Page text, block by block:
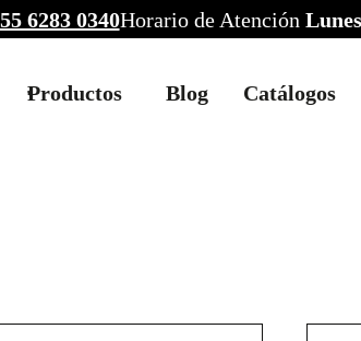
55 6283 0340Horario de Atención
Productos Blog Catálogos